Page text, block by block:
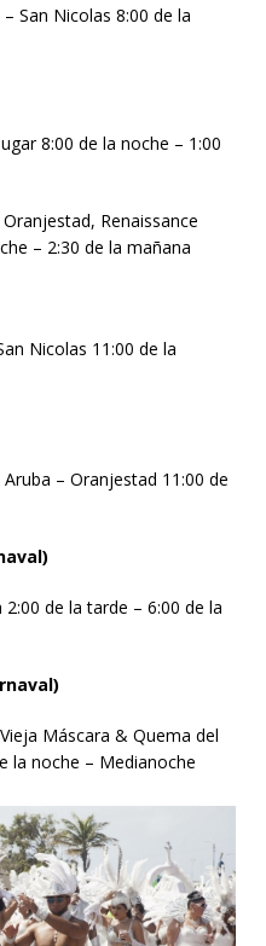
San Nicolas 8:00 de la
8:00 de la noche – 1:00
Renaissance
– 2:30 de la mañana
Nicolas 11:00 de la
Aruba – Oranjestad 11:00 de
de la tarde – 6:00 de la
Máscara & Quema del
la noche – Medianoche